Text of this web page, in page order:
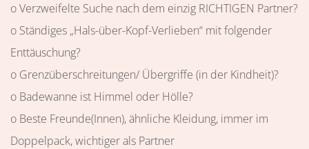
o Verzweifelte Suche nach dem einzig RICHTIGEN Partner?
o Ständiges „Hals-über-Kopf-Verlieben“ mit folgender
Enttäuschung?
o Grenzüberschreitungen/ Übergriffe (in der Kindheit)?
o Badewanne ist Himmel oder Hölle?
o Beste Freunde(Innen), ähnliche Kleidung, immer im
Doppelpack, wichtiger als Partner